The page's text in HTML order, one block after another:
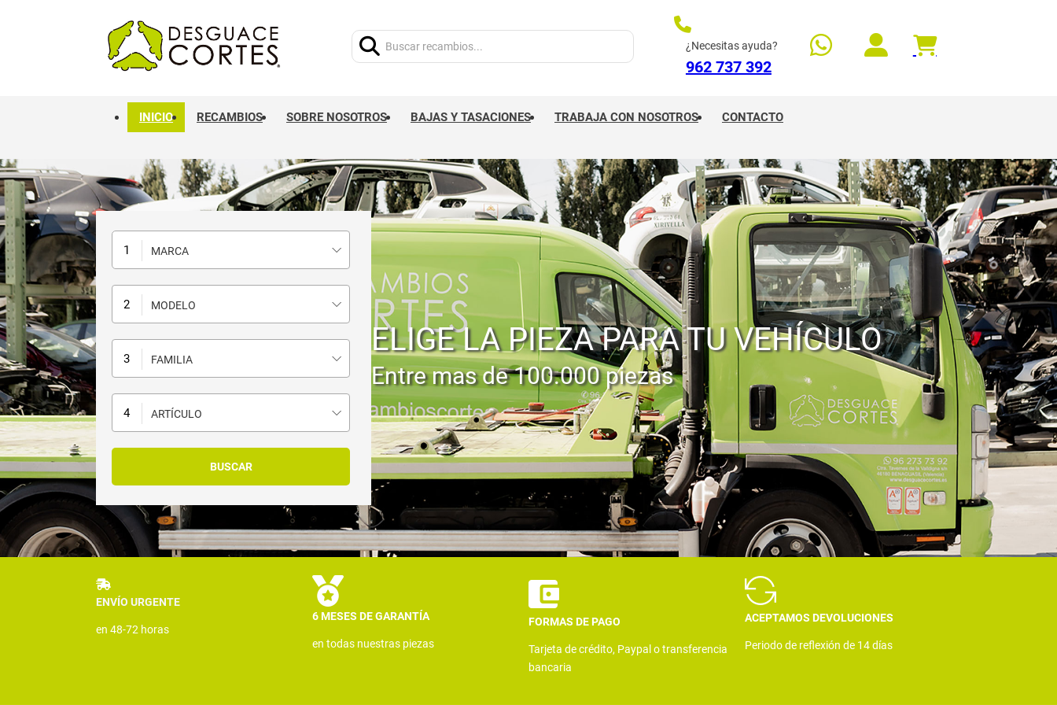
¿Necesitas ayuda?
962 737 392
INICIO RECAMBIOS SOBRE NOSOTROS BAJAS Y TASACIONES TRABAJA CON NOSOTROS CONTACTO
MARCA
MODELO
FAMILIA
ARTÍCULO
ELIGE LA PIEZA PARA TU VEHÍCULO
Entre mas de 100.000 piezas
ENVÍO URGENTE
en 48-72 horas
6 MESES DE GARANTÍA
en todas nuestras piezas
FORMAS DE PAGO
Tarjeta de crédito, Paypal o transferencia
bancaria
ACEPTAMOS DEVOLUCIONES
Periodo de reflexión de 14 días